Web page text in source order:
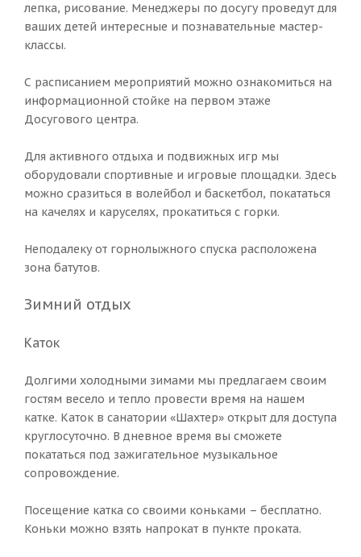
лепка, рисование. Менеджеры по досугу проведут для
ваших детей интересные и познавательные мастер-
классы.
С расписанием мероприятий можно ознакомиться на
информационной стойке на первом этаже
Досугового центра.
Для активного отдыха и подвижных игр мы
оборудовали спортивные и игровые площадки. Здесь
можно сразиться в волейбол и баскетбол, покататься
на качелях и каруселях, прокатиться с горки.
Неподалеку от горнолыжного спуска расположена
зона батутов.
Зимний отдых
Каток
Долгими холодными зимами мы предлагаем своим
гостям весело и тепло провести время на нашем
катке. Каток в санатории «Шахтер» открыт для доступа
круглосуточно. В дневное время вы сможете
покататься под зажигательное музыкальное
сопровождение.
Посещение катка со своими коньками – бесплатно.
Коньки можно взять напрокат в пункте проката.